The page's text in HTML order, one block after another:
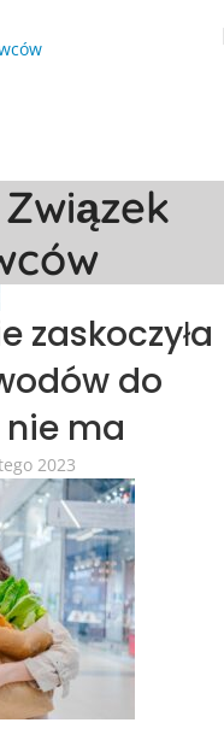
zaskoczyła
do
ma
2023